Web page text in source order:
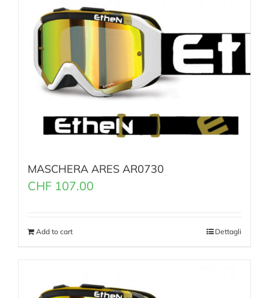
MASCHERA ARES AR0730
CHF 107.00
Add to cart Dettagli